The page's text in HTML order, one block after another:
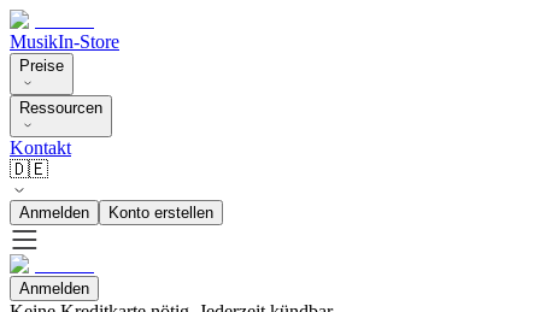
MusikIn-Store
Preise
Ressourcen
Kontakt
🇩🇪
Anmelden Konto erstellen
Anmelden